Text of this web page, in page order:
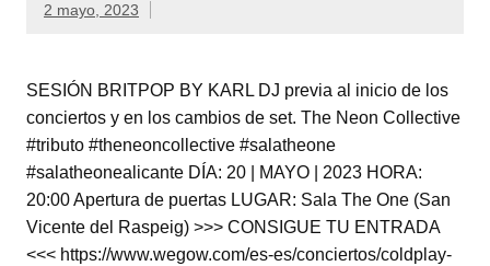
2 mayo, 2023
SESIÓN BRITPOP BY KARL DJ previa al inicio de los
conciertos y en los cambios de set. The Neon Collective
#tributo #theneoncollective #salatheone
#salatheonealicante DÍA: 20 | MAYO | 2023 HORA:
20:00 Apertura de puertas LUGAR: Sala The One (San
Vicente del Raspeig) >>> CONSIGUE TU ENTRADA
<<< https://www.wegow.com/es-es/conciertos/coldplay-